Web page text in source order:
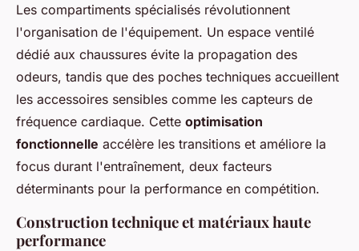
Les compartiments spécialisés révolutionnent
l'organisation de l'équipement. Un espace ventilé
dédié aux chaussures évite la propagation des
odeurs, tandis que des poches techniques accueillent
les accessoires sensibles comme les capteurs de
fréquence cardiaque. Cette optimisation
fonctionnelle accélère les transitions et améliore la
focus durant l'entraînement, deux facteurs
déterminants pour la performance en compétition.
Construction technique et matériaux haute
performance